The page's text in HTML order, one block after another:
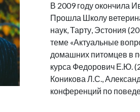
В 2009 году окончила
Прошла Школу
наук, Тарту, Эстония
теме «Актуальные
домашних питомцев в
курса Федорович Е.Ю.
Коникова Л.С.,
конференций по